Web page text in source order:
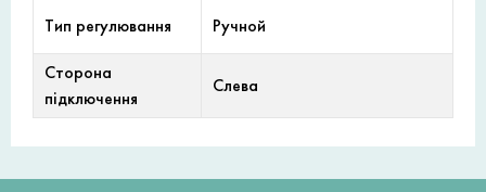
Тип регулювання Ручной
Сторона
підключення
Слева